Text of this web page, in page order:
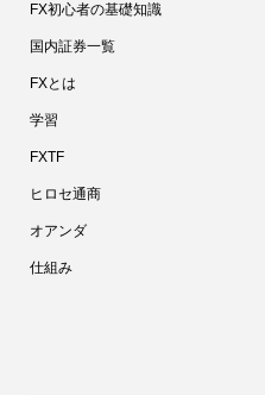
FX初心者の基礎知識
国内証券一覧
FXとは
学習
FXTF
ヒロセ通商
オアンダ
仕組み